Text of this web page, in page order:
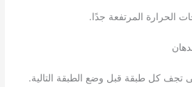
الحرارة المرتفعة جدًا.
كل طبقة قبل وضع الطبقة التالية.